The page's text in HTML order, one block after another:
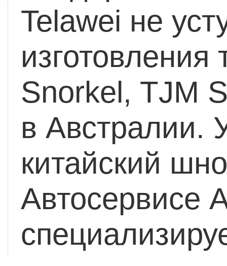
Telawei не
Snorkel, TJM
в Австралии.
китайский
Автосервисе